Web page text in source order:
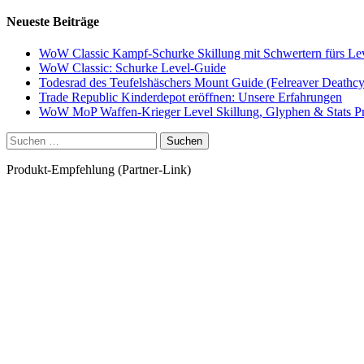
Neueste Beiträge
WoW Classic Kampf-Schurke Skillung mit Schwertern fürs
WoW Classic: Schurke Level-Guide
Todesrad des Teufelshäschers Mount Guide (Felreaver
Trade Republic Kinderdepot eröffnen: Unsere Erfahrungen
WoW MoP Waffen-Krieger Level Skillung, Glyphen & Stats
Suchen
nach:
Produkt-Empfehlung (Partner-Link)